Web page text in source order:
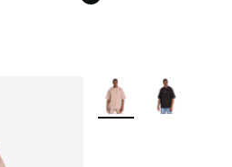
Plus de couleurs